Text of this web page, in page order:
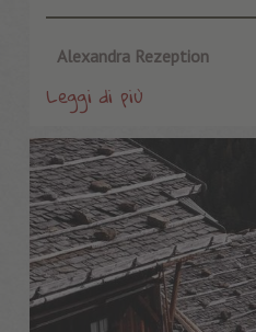
Alexandra Rezeption
Leggi di più